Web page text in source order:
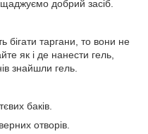
добрий засіб.
бігати таргани, то вони не
як і де нанести гель,
знайшли гель.
баків.
отворів.